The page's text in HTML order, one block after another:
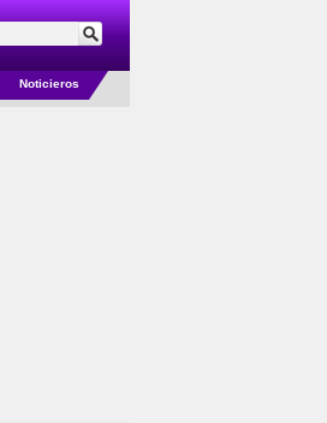
Noticieros